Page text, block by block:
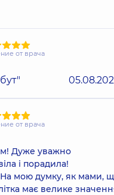
от врача
от врача
Дуже уважно
і порадила!
На мою думку, як мами,
має велике